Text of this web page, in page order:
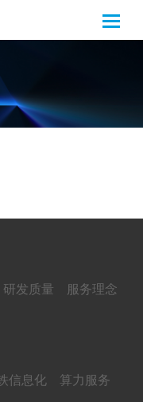
研发质量
服务理念
信息化 算力服务